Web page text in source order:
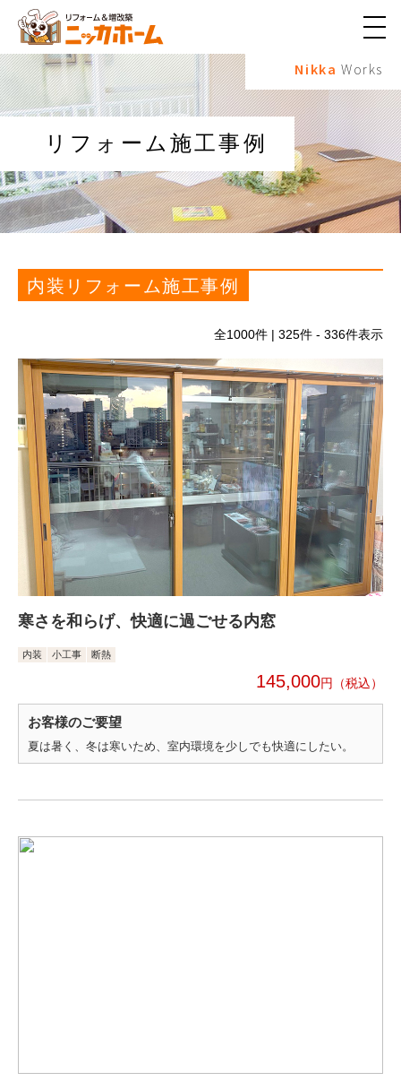
メ
ュ
ボ
タ
ン
Nikka Works
リフォーム施工事例
内装リフォーム施工事例
全1000件 | 325件 - 336件表示
寒さを和らげ、快適に過ごせる内窓
内装 小工事 断熱
145,000円
お客様のご要望
夏は暑く、冬は寒いため、室内環境を少しでも快適にしたい。